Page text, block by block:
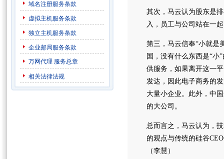
域名注册服务条款
虚拟主机服务条款
独立主机服务条款
企业邮局服务条款
万网代理 服务总章
相关法律法规
其次，马云认为股东是
入，员工与公司站在一
第三，马云信奉“小就是
国，没有什么东西是“小
供服务，如果离开这一
发达，因此电子商务的
大量小企业。此外，中
的大公司。
总而言之，马云认为，
的观点与传统的硅谷
（李慧）